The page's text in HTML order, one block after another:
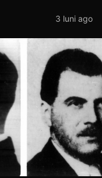
3 luni ago